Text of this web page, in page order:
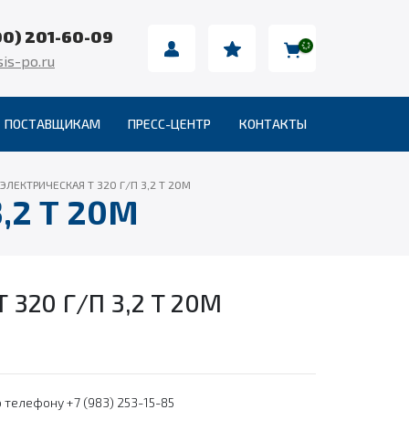
201-60-09
po.ru
ПОСТАВЩИКАМ ПРЕСС-ЦЕНТР КОНТАКТЫ
Т 320 Г/П 3,2 Т 20М
Т 20М
320 Г/П 3,2 Т 20М
телефону +7 (983) 253-15-85